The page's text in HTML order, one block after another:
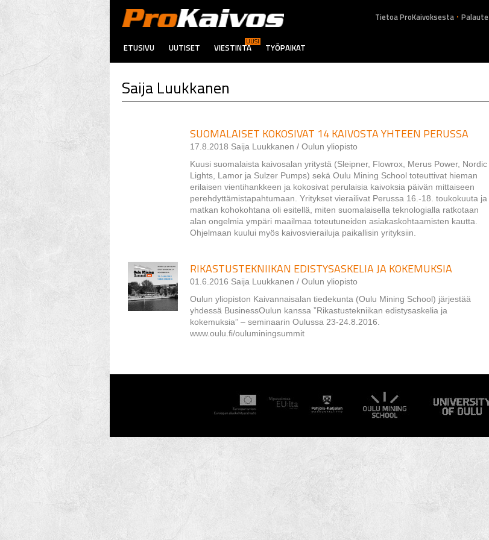
Tietoa ProKaivoksesta . Palaute
ETUSIVU UUTISET VIESTINTÄ
UUSI
TYÖPAIKAT
Saija Luukkanen
SUOMALAISET KOKOSIVAT 14 KAIVOSTA YHTEEN PERUSSA
17.8.2018 Saija Luukkanen / Oulun yliopisto
Kuusi suomalaista kaivosalan yritystä (Sleipner, Flowrox, Merus Power, Nordic
Lights, Lamor ja Sulzer Pumps) sekä Oulu Mining School toteuttivat hieman
erilaisen vientihankkeen ja kokosivat perulaisia kaivoksia päivän mittaiseen
perehdyttämistapahtumaan. Yritykset vierailivat Perussa 16.-18. toukokuuta ja
matkan kohokohtana oli esitellä, miten suomalaisella teknologialla ratkotaan
alan ongelmia ympäri maailmaa toteutuneiden asiakaskohtaamisten kautta.
Ohjelmaan kuului myös kaivosvierailuja paikallisin yrityksiin.
RIKASTUSTEKNIIKAN EDISTYSASKELIA JA KOKEMUKSIA
01.6.2016 Saija Luukkanen / Oulun yliopisto
Oulun yliopiston Kaivannaisalan tiedekunta (Oulu Mining School) järjestää
yhdessä BusinessOulun kanssa ”Rikastustekniikan edistysaskelia ja
kokemuksia” – seminaarin Oulussa 23-24.8.2016.
www.oulu.fi/ouluminingsummit